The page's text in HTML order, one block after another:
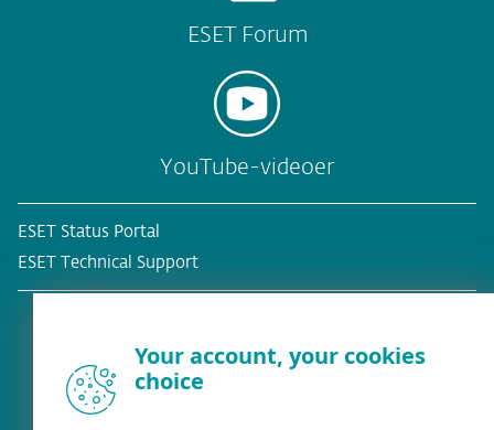
ESET Forum
YouTube-videoer
ESET Status Portal
ESET Technical Support
Your account, your cookies
choice